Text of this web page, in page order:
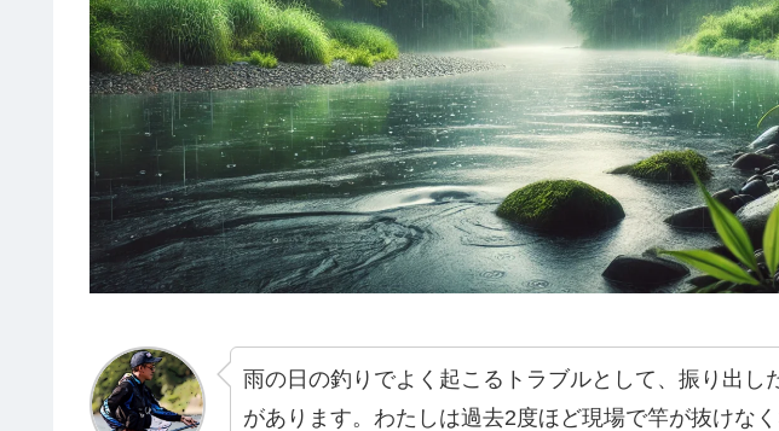
雨の日の釣りでよく起こるトラブルとして、振り出し
があります。わたしは過去2度ほど現場で竿が抜けな